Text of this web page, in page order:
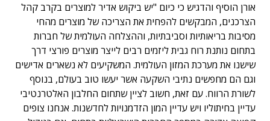
אורן הוסיף והדגיש כי כיום "יש ביקוש אדיר למוצרים בקרב קהל
הצרכנים, המבקשים להפחית את הצריכה של מוצרים מהחי
מסיבות בריאותיות וסביבתיות, וההצלחה העולמית של חברות
בתחום נותנת רוח גבית ליזמים רבים לייצר מוצרים פורצי דרך
שישנו את מערכת המזון העולמית. המשקיעים לא נשארים אדישים
וגם הם מחפשים נתיבי השקעה אשר יעשו טוב בעולם, בנוסף
לשורת הרווח. עם זאת, חשוב לציין שתחום החלבון האלטרנטיבי
עדיין בחיתוליו ויש עדיין המון הזדמנויות לחדשנות. אנחנו צופים